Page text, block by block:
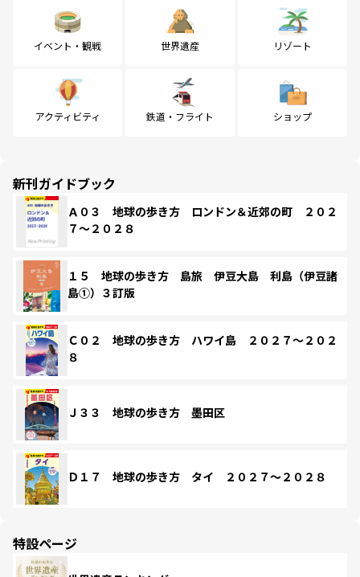
イベント・観戦 世界遺産 リゾート
アクティビティ 鉄道・フライト ショップ
新刊ガイドブック
Ａ０３ 地球の歩き方 ロンドン＆近郊の町 ２０２
７～２０２８
１５ 地球の歩き方 島旅 伊豆大島 利島（伊豆諸
島①）３訂版
Ｃ０２ 地球の歩き方 ハワイ島 ２０２７～２０２
８
Ｊ３３ 地球の歩き方 墨田区
Ｄ１７ 地球の歩き方 タイ ２０２７～２０２８
特設ページ